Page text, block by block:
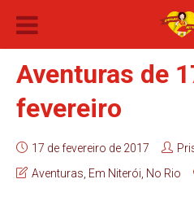
Aventuras de
fevereiro
17 de fevereiro de 2017
Aventuras Em Niterói No Rio